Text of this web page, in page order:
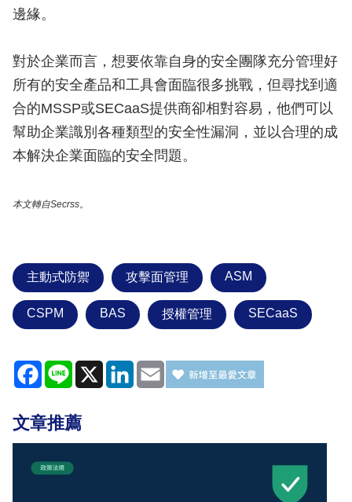
邊緣。
對於企業而言，想要依靠自身的安全團隊充分管理好
所有的安全產品和工具會面臨很多挑戰，但尋找到適
合的MSSP或SECaaS提供商卻相對容易，他們可以
幫助企業識別各種類型的安全性漏洞，並以合理的成
本解決企業面臨的安全問題。
本文轉自Secrss。
主動式防禦 攻擊面管理 ASM
CSPM BAS 授權管理 SECaaS
Facebook
Line X LinkedIn
Email
文章推薦